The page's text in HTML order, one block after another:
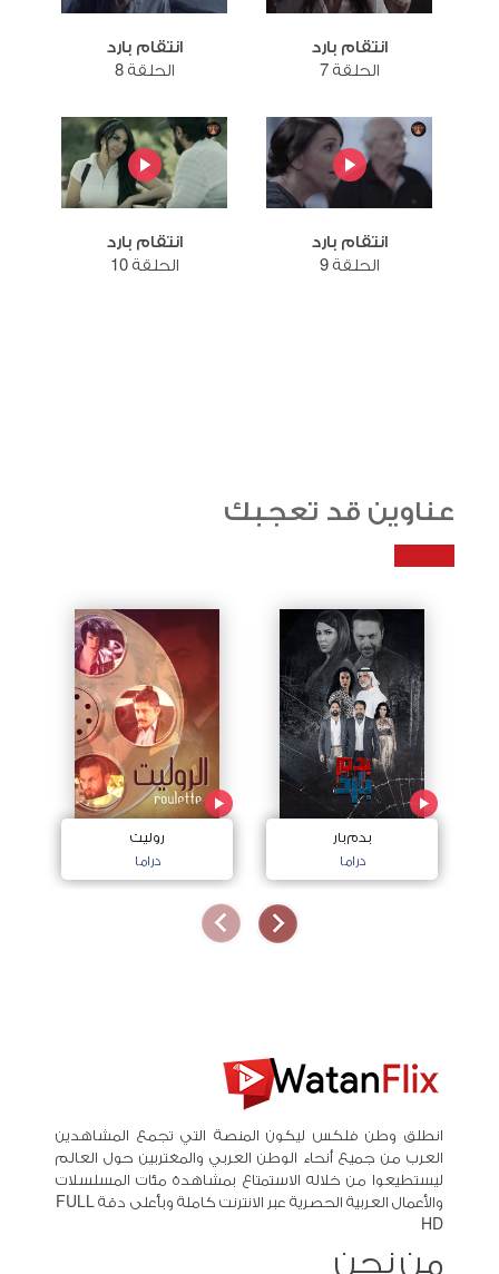
انتقام بارد
الحلقة 7
انتقام بارد
الحلقة 8
انتقام بارد
الحلقة 9
انتقام بارد
الحلقة 10
عناوين قد تعجبك
بدم بار
دراما
روليت
دراما
انطلق وطن فلكس ليكون المنصة التي تجمع المشاهدين
العرب من جميع أنحاء الوطن العربي والمغتربين حول العالم
ليستطيعوا من خلاله الاستمتاع بمشاهدة مئات المسلسلات
والأعمال العربية الحصرية عبر الانترنت كاملة وبأعلى دقة FULL
HD
من نحن